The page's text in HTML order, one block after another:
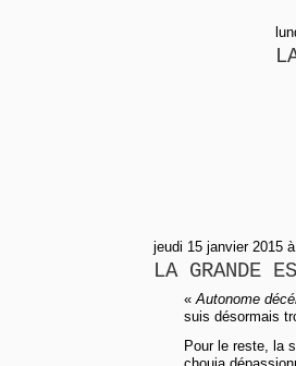
jeudi 15 janvier 2015
LA GRANDE
«Autonome
suis désormais
Pour le reste, la